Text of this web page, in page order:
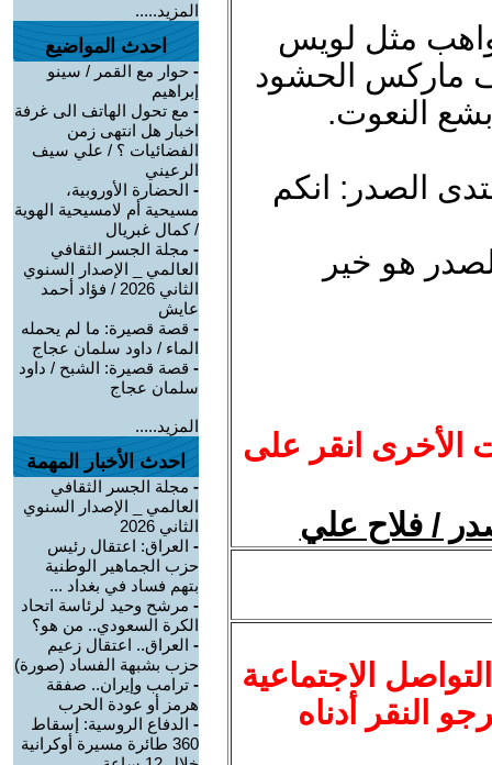
مثل لويس
ماركس الحشود
النعوت.
الصدر: انكم
هو خير
الأخرى انقر على
/ فلاح علي
الاجتماعية
النقر أدناه
المزيد.....
احدث المواضيع
- حوار مع القمر / سينو
إبراهيم
- مع تحول الهاتف الى غرفة
اخبار هل انتهى زمن
الفضائيات ؟ / علي سيف
الرعيني
- الحضارة الأوروبية،
مسيحية أم لامسيحية الهوية
/ كمال غبريال
- مجلة الجسر الثقافي
العالمي _ الإصدار السنوي
الثاني 2026 / فؤاد أحمد
عايش
- قصة قصيرة: ما لم يحمله
الماء / داود سلمان عجاج
- قصة قصيرة: الشبح / داود
سلمان عجاج
المزيد.....
احدث الأخبار المهمة
- مجلة الجسر الثقافي
العالمي _ الإصدار السنوي
الثاني 2026
- العراق: اعتقال رئيس
حزب الجماهير الوطنية
بتهم فساد في بغداد ...
- مرشح وحيد لرئاسة اتحاد
الكرة السعودي.. من هو؟
- العراق.. اعتقال زعيم
حزب بشبهة الفساد (صورة)
- ترامب وإيران.. صفقة
هرمز أو عودة الحرب
- الدفاع الروسية: إسقاط
360 طائرة مسيرة أوكرانية